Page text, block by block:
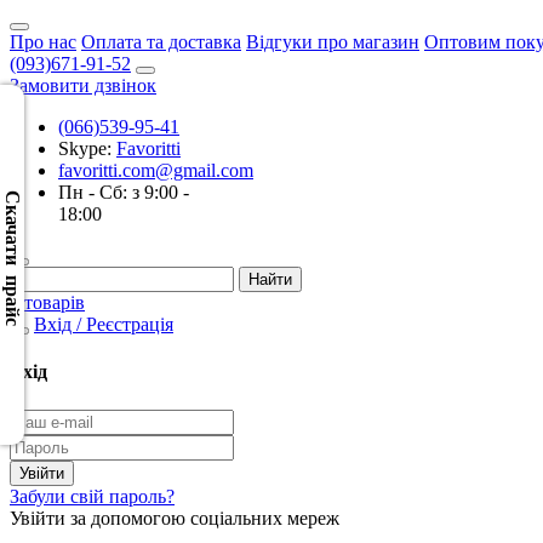
Про нас Оплата та доставка Відгуки про магазин Оптовим
(093)671-91-52
Замовити дзвінок
(066)539-95-41
Skype: Favoritti
favoritti.com@gmail.com
Пн - Сб: з 9:00 -
18:00
0 товарів
Вхід / Реєстрація
Вхід
Забули свій пароль?
Увійти за допомогою соціальних мереж
Скачати прайс
Скачать
XML
(Розн.)
Скачать
XML
(Опт)
Скачать
(Розн.)
Скачать
CSV
(Опт)